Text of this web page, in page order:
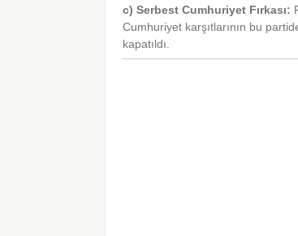
c) Serbest Cumhuriyet Fırkası:
Cumhuriyet karşıtlarının bu
kapatıldı.